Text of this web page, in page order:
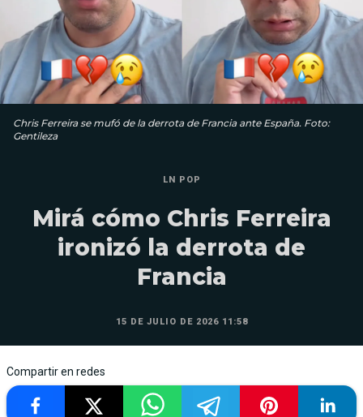
Chris Ferreira se mufó de la derrota de Francia ante España. Foto:
Gentileza
LN POP
Mirá cómo Chris Ferreira
ironizó la derrota de
Francia
15 DE JULIO DE 2026 11:58
Compartir en redes